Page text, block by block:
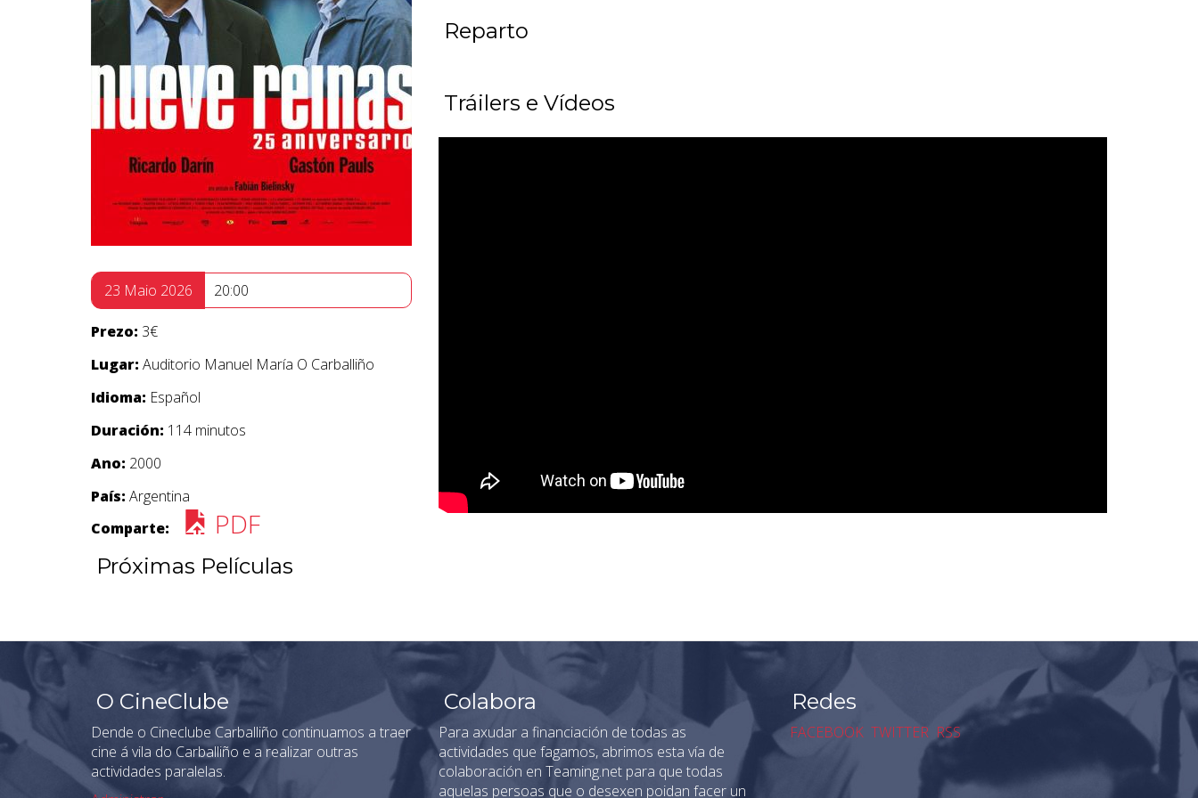
23 Maio 2026 20:00
Prezo: 3€
Lugar: Auditorio Manuel María O Carballiño
Idioma: Español
Duración: 114 minutos
Ano: 2000
País: Argentina
Comparte:
PDF
Reparto
Tráilers e Vídeos
Próximas Películas
O CineClube
Dende o Cineclube Carballiño continuamos a traer
cine á vila do Carballiño e a realizar outras
actividades paralelas.
Colabora
Para axudar a financiación de todas as
actividades que fagamos, abrimos esta vía de
colaboración en Teaming.net para que todas
aquelas persoas que o desexen poidan facer un
Redes
FACEBOOK TWITTER RSS